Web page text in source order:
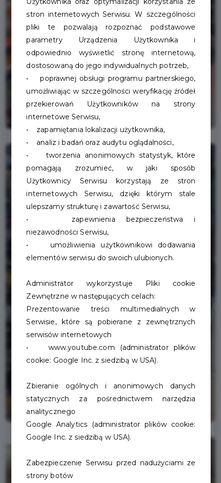
stron internetowych Serwisu. W szczególności
pliki te pozwalają rozpoznać podstawowe
parametry Urządzenia Użytkownika i
odpowiednio wyświetlić stronę internetową,
dostosowaną do jego indywidualnych potrzeb,
• poprawnej obsługi programu partnerskiego,
umożliwiając w szczególności weryfikację źródeł
przekierowań Użytkowników na strony
internetowe Serwisu,
• zapamiętania lokalizacji użytkownika,
• analiz i badań oraz audytu oglądalności,
• tworzenia anonimowych statystyk, które
pomagają zrozumieć, w jaki sposób
Użytkownicy Serwisu korzystają ze stron
internetowych Serwisu, dzięki którym stale
ulepszamy strukturę i zawartość Serwisu,
• zapewnienia bezpieczeństwa i
niezawodności Serwisu,
• umożliwienia użytkownikowi dodawania
elementów serwisu do swoich ulubionych.
Administrator wykorzystuje Pliki cookie
Zewnętrzne w następujących celach:
Prezentowanie treści multimedialnych w
Serwisie, które są pobierane z zewnętrznych
serwisów internetowych
• www.youtube.com (administrator plików
cookie: Google Inc. z siedzibą w USA).
Zbieranie ogólnych i anonimowych danych
statycznych za pośrednictwem narzędzia
analitycznego
Google Analytics (administrator plików cookie:
Google Inc. z siedzibą w USA).
Zabezpieczenie Serwisu przed nadużyciami ze
strony botów